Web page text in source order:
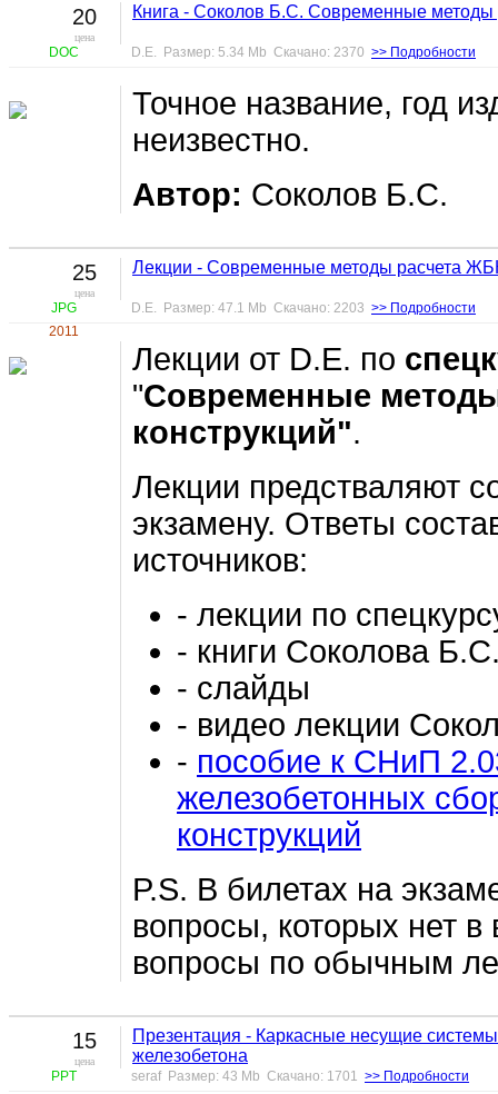
20
цена
DOC
Книга - Соколов Б.С. Современные
D.E. Размер: 5.34 Mb Скачано: 2370 >> Подробности
Точное название, год
неизвестно.
Автор: Соколов Б.С.
25
цена
JPG
2011
Лекции - Современные методы расчета
D.E. Размер: 47.1 Mb Скачано: 2203 >> Подробности
Лекции от D.E. по
"Современные
конструкций".
Лекции предстваляют
экзамену. Ответы
источников:
- лекции по
- книги Соколова
- слайды
- видео лекции
- пособие к СНиП
железобетонных
конструкций
P.S. В билетах на
вопросы, которых нет
вопросы по обычным
15
цена
PPT
Презентация - Каркасные несущие
железобетона
seraf Размер: 43 Mb Скачано: 1701 >> Подробности